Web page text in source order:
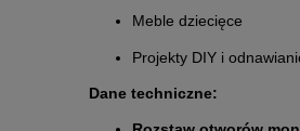
Meble dziecięce
Projekty DIY i
Dane techniczne: